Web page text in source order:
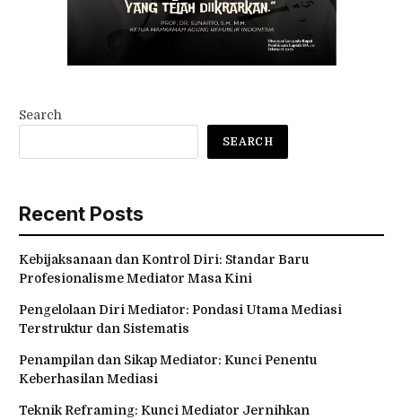
Search
SEARCH
Recent Posts
Kebijaksanaan dan Kontrol Diri: Standar Baru
Profesionalisme Mediator Masa Kini
Pengelolaan Diri Mediator: Pondasi Utama Mediasi
Terstruktur dan Sistematis
Penampilan dan Sikap Mediator: Kunci Penentu
Keberhasilan Mediasi
Teknik Reframing: Kunci Mediator Jernihkan